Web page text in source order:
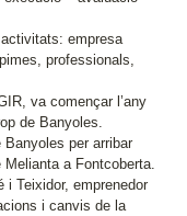
empresa
professionals,
va començar l’any
de Banyoles.
per arribar
Melianta a Fontcoberta.
i Teixidor, emprenedor
i canvis de la